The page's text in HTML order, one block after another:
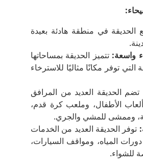
:
الحديقة في منطقة هادئة بعيدة
واسعة: تتميز الحديقة بمساحاتها
التي توفر مكانًا مثاليًا للاسترخاء
تضم الحديقة العديد من المرافق
الأطفال، وملعب كرة قدم،
وممشى للمشي والجري.
: توفر الحديقة العديد من الخدمات
المياه، ومواقف السيارات،
للشواء.